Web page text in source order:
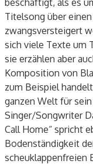
Titelsong über
zwangsversteigert
sich viele Texte um
sie erzählen aber
Komposition von
zum Beispiel
ganzen Welt für
Singer/Songwriter
Call Home“ spricht
Bodenständigkeit
scheuklappenfreien